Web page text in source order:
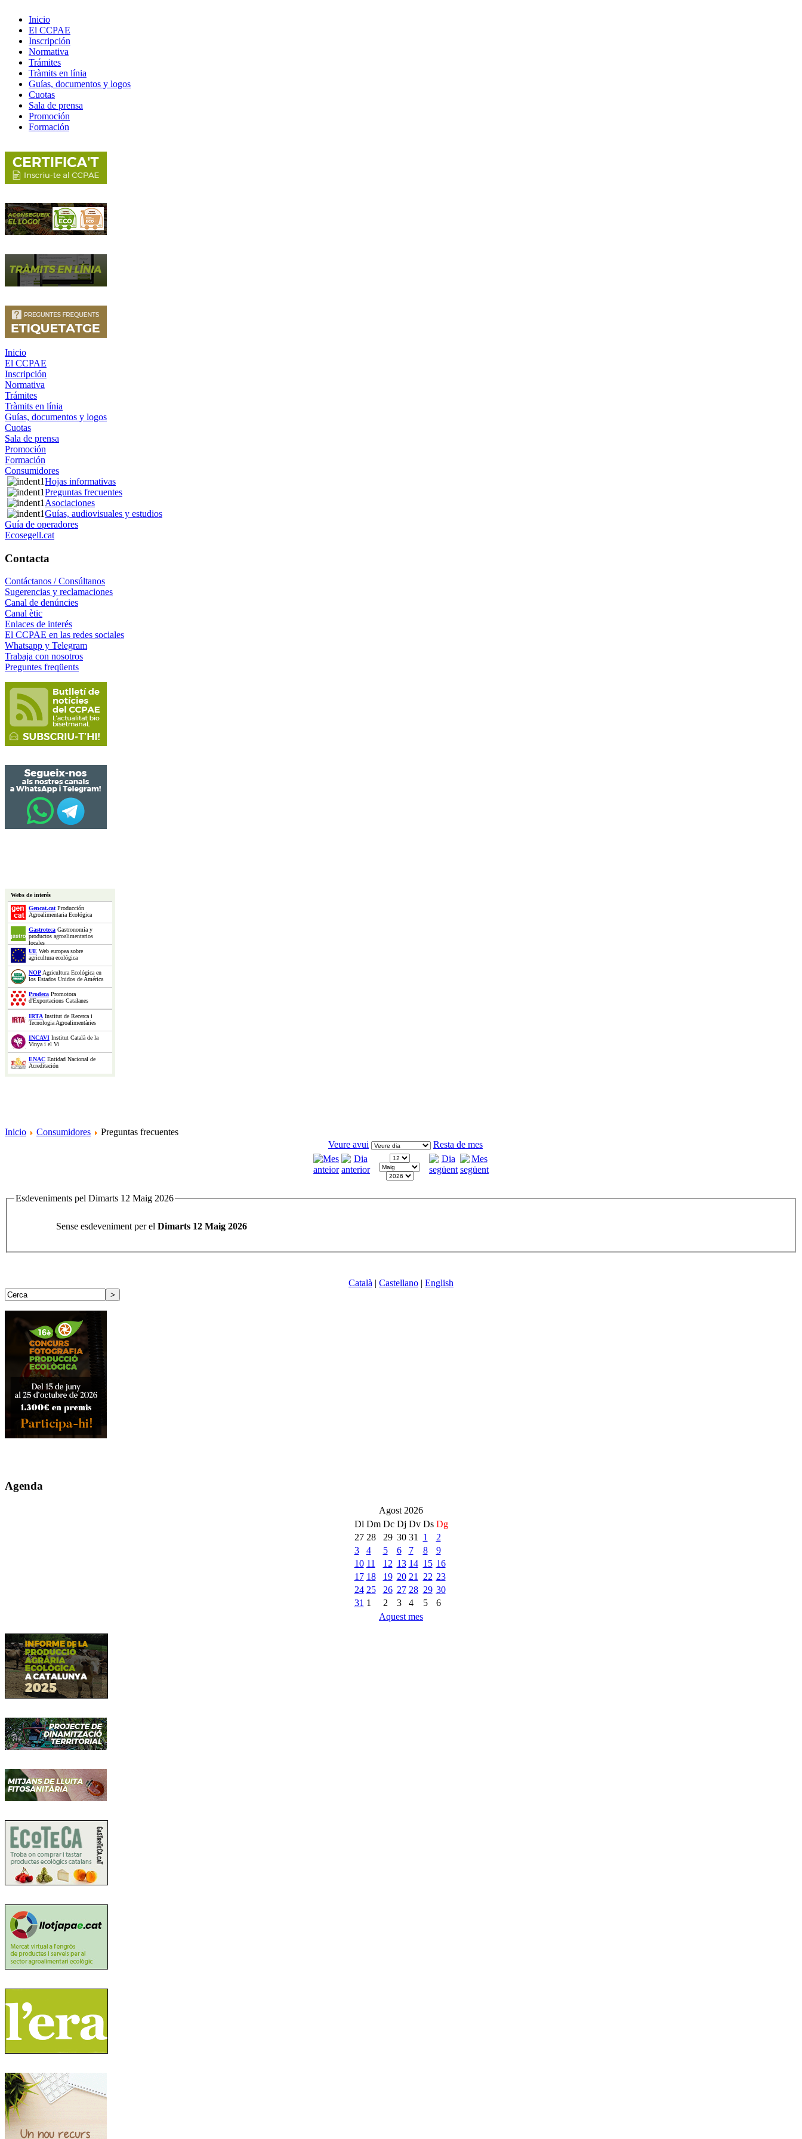
Inicio
El CCPAE
Inscripción
Normativa
Trámites
Tràmits en línia
Guías, documentos y logos
Cuotas
Sala de prensa
Promoción
Formación
Inicio
El CCPAE
Inscripción
Normativa
Trámites
Tràmits en línia
Guías, documentos y logos
Cuotas
Sala de prensa
Promoción
Formación
Consumidores
Hojas informativas
Preguntas frecuentes
Asociaciones
Guías, audiovisuales y estudios
Guía de operadores
Ecosegell.cat
Contacta
Contáctanos / Consúltanos
Sugerencias y reclamaciones
Canal de denúncies
Canal ètic
Enlaces de interés
El CCPAE en las redes sociales
Whatsapp y Telegram
Trabaja con nosotros
Preguntes freqüents
Webs de interés
Gencat.catProducción
Agroalimentaria Ecológica
Gastroteca Gastronomía y
productos agroalimentarios
locales
UE Web europea sobre
agricultura ecológica
NOPAgricultura Ecológica en
los Estados Unidos de América
Prodeca Promotora
d'Exportacions Catalanes
IRTA Institut de Recerca i
Tecnologia Agroalimentàries
INCAVI Institut Català de la
Vinya i el Vi
ENAC Entidad Nacional de
Acreditación
Inicio Consumidores
Preguntas frecuentes
Veure avui
Resta de mes
Esdeveniments pel Dimarts 12 Maig 2026
Sense esdeveniment per el Dimarts 12 Maig 2026
Català | Castellano | English
Agenda
Agost 2026
Dl Dm Dc Dj Dv Ds Dg
27 28 29 30 31 1
2
3
4 5 6 7 8
9
10 11 12 13 14 15 16
17 18 19 20 21 22 23
24 25 26 27 28 29 30
31 1 2 3 4 5
6
Aquest mes